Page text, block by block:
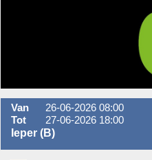
Van
26-06-2026 08:00
Tot
27-06-2026 18:00
Ieper (B)